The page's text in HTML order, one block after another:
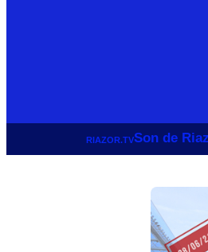
RIAZOR.TVSon de